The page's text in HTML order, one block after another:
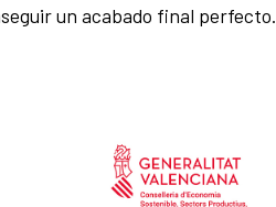
un acabado final perfecto.